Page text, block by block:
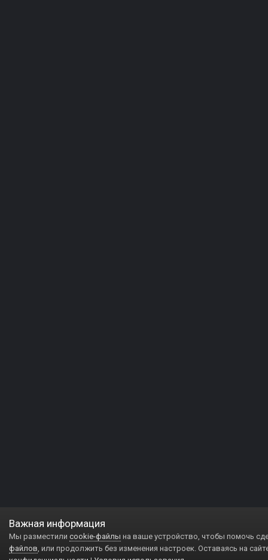
Важная информация
Мы разместили cookie-файлы на ваше устройство, чтобы помочь
файлов, или продолжить без изменения настроек. Оставаясь на